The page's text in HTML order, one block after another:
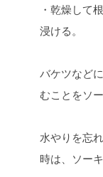
・乾燥して
浸ける。
バケツなど
むことをソ
水やりを忘
時は、ソー